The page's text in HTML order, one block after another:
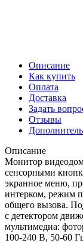
Описание
Как купить
Оплата
Доставка
Задать
Отзывы
Описание
Монитор
сенсорными
экранное меню,
интерком, режим
общего вызова.
с детектором
мультимедиа:
100-240 В, 50-60